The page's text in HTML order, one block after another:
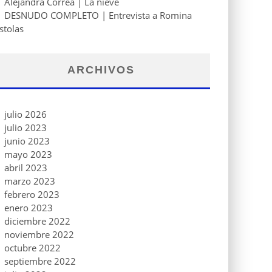
DESNUDO COMPLETO | Entrevista a Romina
ARCHIVOS
julio 2026
julio 2023
junio 2023
mayo 2023
abril 2023
marzo 2023
febrero 2023
enero 2023
diciembre 2022
noviembre 2022
octubre 2022
septiembre 2022